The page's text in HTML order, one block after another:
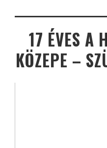
17 ÉVES A
KÖZEPE –